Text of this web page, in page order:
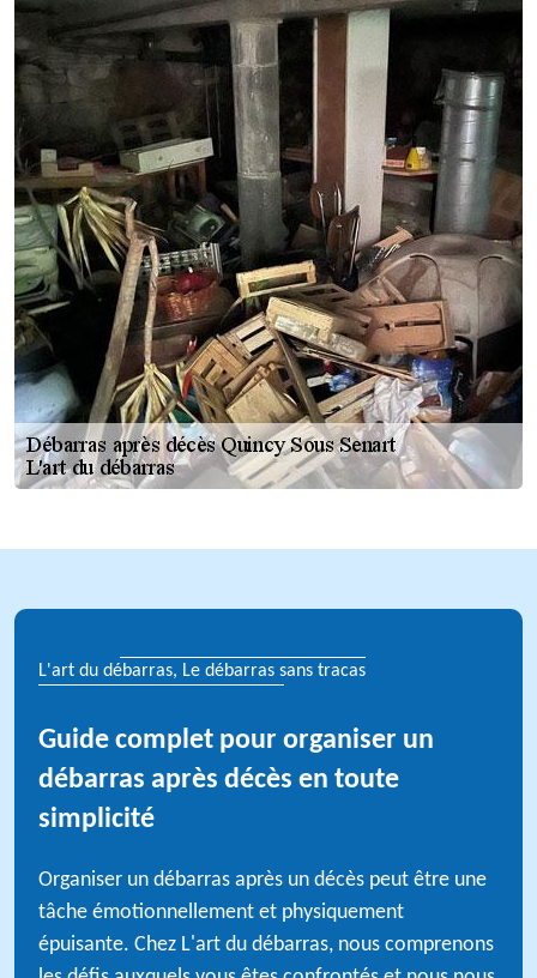
L'art du débarras, Le débarras sans tracas
Guide complet pour organiser un
débarras après décès en toute
simplicité
Organiser un débarras après un décès peut être une
tâche émotionnellement et physiquement
épuisante. Chez L'art du débarras, nous comprenons